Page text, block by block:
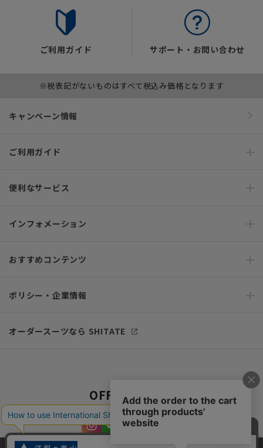
ご利用ガイド サポート・お問い合わせ
※税表記がないものはすべて税込み価格となります
キャンペーン情報
ご利用ガイド
便利なサービス
インフォメーション
おすすめコンテンツ
ポリシー・企業情報
オーダースーツなら SHITATE
OFFICIAL SNS